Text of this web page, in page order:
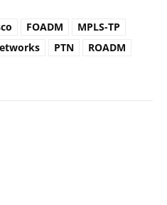
FOADM
MPLS-TP
PTN
ROADM